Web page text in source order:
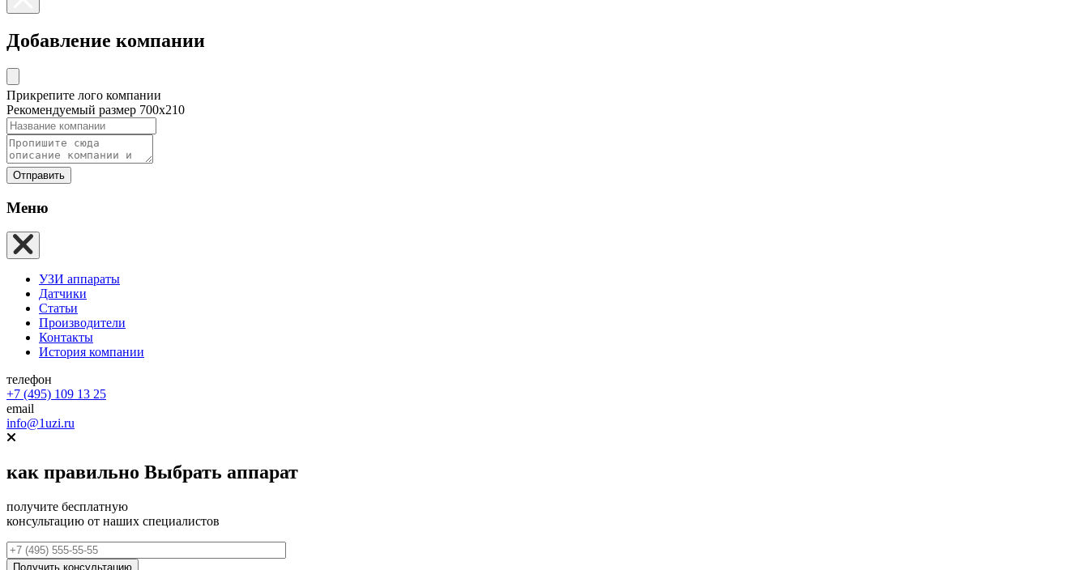
Добавление компании
Прикрепите лого компании
Рекомендуемый размер 700х210
Отправить
Меню
УЗИ аппараты
Датчики
Статьи
Производители
Контакты
История компании
телефон
+7 (495) 109 13 25
email
info@1uzi.ru
как правильно Выбрать аппарат
получите бесплатную
консультацию от наших специалистов